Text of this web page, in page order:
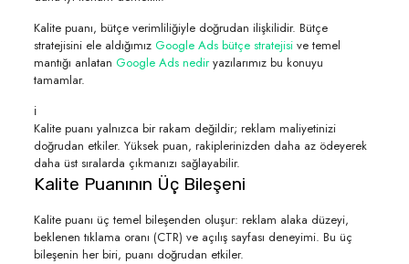
Kalite puanı, bütçe verimliliğiyle doğrudan ilişkilidir. Bütçe
stratejisini ele aldığımız Google Ads bütçe stratejisive temel
mantığı anlatan Google Ads nediryazılarımız bu konuyu
tamamlar.
ℹ️
Kalite puanı yalnızca bir rakam değildir; reklam maliyetinizi
doğrudan etkiler. Yüksek puan, rakiplerinizden daha az ödeyerek
daha üst sıralarda çıkmanızı sağlayabilir.
Kalite Puanının Üç Bileşeni
Kalite puanı üç temel bileşenden oluşur: reklam alaka düzeyi,
beklenen tıklama oranı (CTR) ve açılış sayfası deneyimi. Bu üç
bileşenin her biri, puanı doğrudan etkiler.